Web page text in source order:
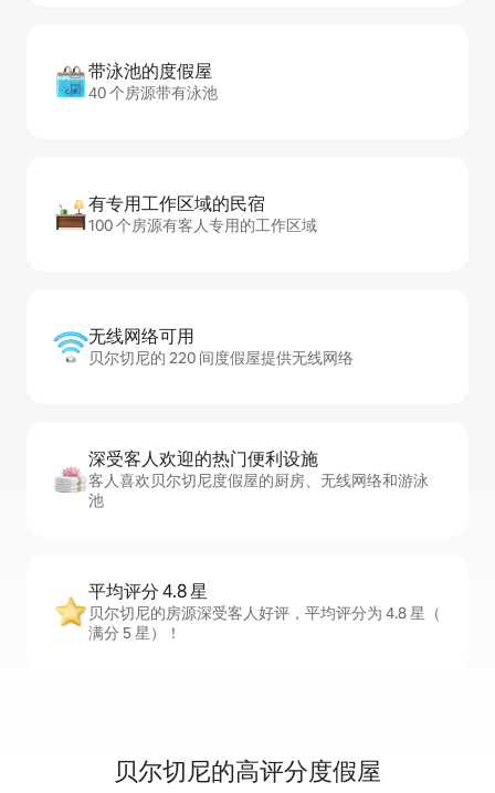
带泳池的度假屋
40 个房源带有泳池
有专用工作区域的民宿
100 个房源有客人专用的工作区域
无线网络可用
贝尔切尼的 220 间度假屋提供无线网络
深受客人欢迎的热门便利设施
客人喜欢贝尔切尼度假屋的厨房、无线网络和游泳
池
平均评分 4.8 星
贝尔切尼的房源深受客人好评，平均评分为 4.8 星（
满分 5 星）！
贝尔切尼的高评分度假屋